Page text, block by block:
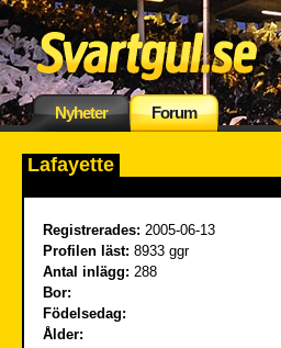
Nyheter Forum
Lafayette
Registrerades: 2005-06-13
Profilen läst: 8933 ggr
Antal inlägg: 288
Bor:
Födelsedag:
Ålder: